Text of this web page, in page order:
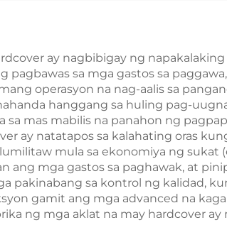
Nababasa na may
Kahon na May Pag-
print sa Harap at
Likod
ay nagbibigay ng
pagbawas sa mga gastos sa
operasyon na nag-aalis sa
hanggang sa huling pag-
sa mas mabilis na panahon ng
ay natatapos sa kalahating oras
mula sa ekonomiya ng
ang mga gastos sa paghawak, at
pakinabang sa kontrol ng kalidad,
gamit ang mga advanced na
ng mga aklat na may hardcover